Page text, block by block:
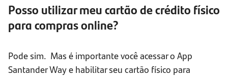
Posso utilizar meu cartão de crédito físico
para compras online?
Pode sim. Mas é importante você acessar o App
Santander Way e habilitar seu cartão físico para